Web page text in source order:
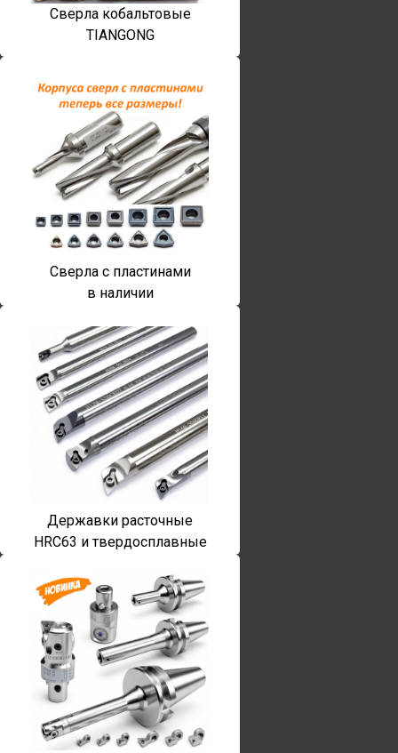
Сверла кобальтовые
TIANGONG
Сверла с пластинами
в наличии
Державки расточные
HRC63 и твердосплавные